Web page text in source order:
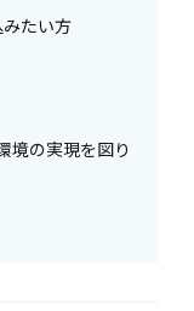
たい方
境の実現を図り